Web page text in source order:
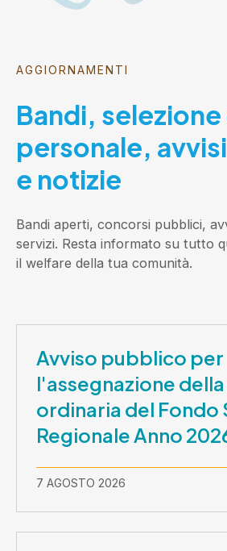
AGGIORNAMENTI
Bandi,
personale,
e notizie
Bandi aperti, concorsi pubblici,
servizi. Resta informato su tutto
il welfare della tua comunità.
Avviso pubblico per
l'assegnazione
ordinaria del Fondo
Regionale Anno
7 AGOSTO 2026